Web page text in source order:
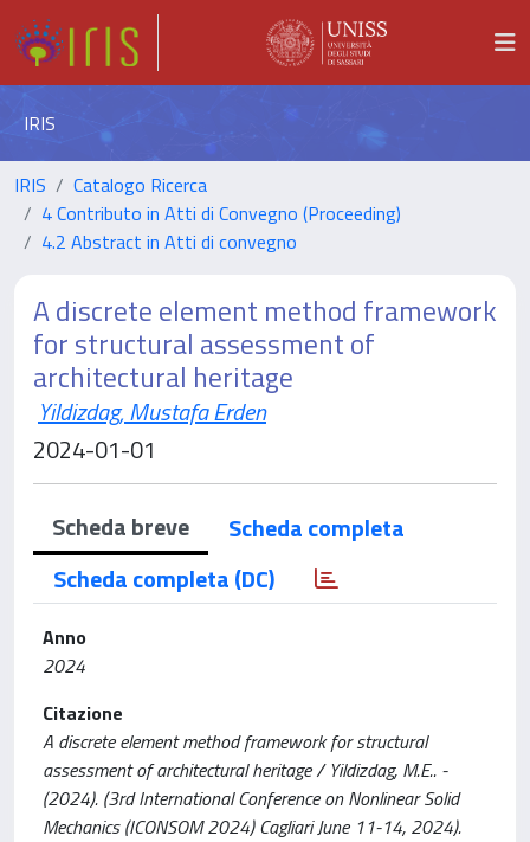
IRIS
IRIS
Catalogo Ricerca
4 Contributo in Atti di Convegno (Proceeding)
4.2 Abstract in Atti di convegno
A discrete element method framework
for structural assessment of
architectural heritage
Yildizdag, Mustafa Erden
2024-01-01
Scheda breve
Scheda completa
Scheda completa (DC)
Anno
2024
Citazione
A discrete element method framework for structural
assessment of architectural heritage / Yildizdag, M.E.. -
(2024). (3rd International Conference on Nonlinear Solid
Mechanics (ICONSOM 2024) Cagliari June 11-14, 2024).